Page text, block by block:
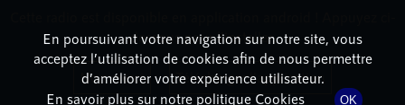
DÉTAILS DE L'ÉMISSION
En poursuivant votre navigation sur notre site, vous
acceptez l’utilisation de cookies afin de nous permettre
d’améliorer votre expérience utilisateur.
En savoir plus sur notre politique Cookies
OK
dessous pour l'installer.
Non merci Télécharger l'application